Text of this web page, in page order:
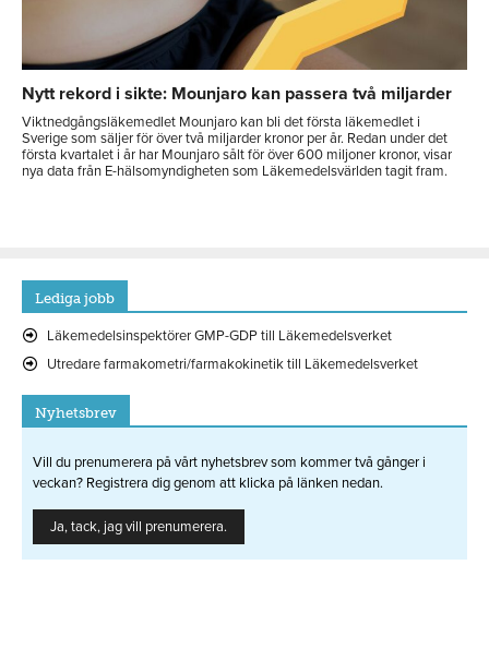
Nytt rekord i sikte: Mounjaro kan passera två miljarder
Viktnedgångsläkemedlet Mounjaro kan bli det första läkemedlet i
Sverige som säljer för över två miljarder kronor per år. Redan under det
första kvartalet i år har Mounjaro sålt för över 600 miljoner kronor, visar
nya data från E-hälsomyndigheten som Läkemedelsvärlden tagit fram.
Lediga jobb
Läkemedelsinspektörer GMP-GDP till Läkemedelsverket
Utredare farmakometri/farmakokinetik till Läkemedelsverket
Nyhetsbrev
Vill du prenumerera på vårt nyhetsbrev som kommer två gånger i
veckan? Registrera dig genom att klicka på länken nedan.
Ja, tack, jag vill prenumerera.